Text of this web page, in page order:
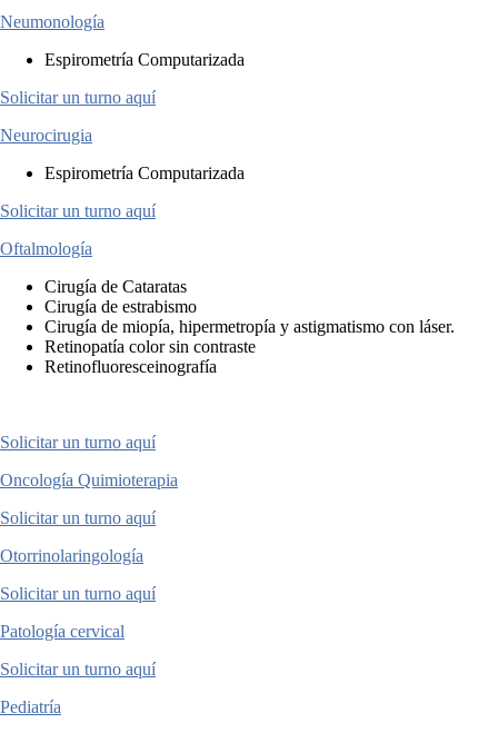
Neumonología
Espirometría Computarizada
Solicitar un turno aquí
Neurocirugia
Espirometría Computarizada
Solicitar un turno aquí
Oftalmología
Cirugía de Cataratas
Cirugía de estrabismo
Cirugía de miopía, hipermetropía y astigmatismo con láser.
Retinopatía color sin contraste
Retinofluoresceinografía
Solicitar un turno aquí
Oncología Quimioterapia
Solicitar un turno aquí
Otorrinolaringología
Solicitar un turno aquí
Patología cervical
Solicitar un turno aquí
Pediatría